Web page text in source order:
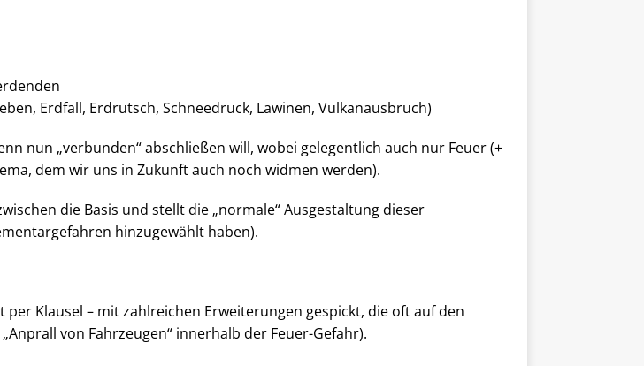
Erdfall, Erdrutsch, Schneedruck, Lawinen, Vulkanausbruch)
nun „verbunden“ abschließen will, wobei gelegentlich auch nur Feuer (+
dem wir uns in Zukunft auch noch widmen werden).
die Basis und stellt die „normale“ Ausgestaltung dieser
hinzugewählt haben).
Klausel – mit zahlreichen Erweiterungen gespickt, die oft auf den
von Fahrzeugen“ innerhalb der Feuer-Gefahr).